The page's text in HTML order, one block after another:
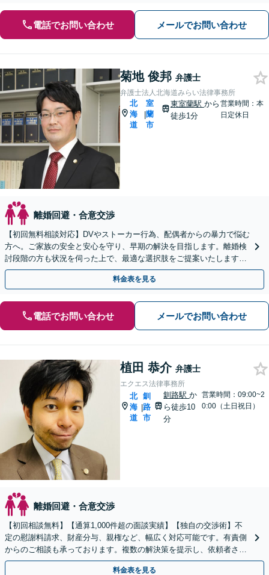
電話でお問い合わせ メールでお問い合わせ
菊地 俊邦 弁護士
弁護士法人北海道みらい法律事務所
北
海
道
|
室
蘭
市
東室蘭駅 から
徒歩1分
営業時間：本
日定休日
離婚回避・合意交渉
【初回無料相談対応】DVやストーカー行為、配偶者からの暴力で悩む
方へ。ご家族の安全と安心を守り、早期の解決を目指します。離婚検
討段階の方も状況を伺った上で、最適な選択肢をご提案いたします
【完全個室で相談可】【東室蘭駅1分】
料金表を見る
電話でお問い合わせ メールでお問い合わせ
植田 恭介 弁護士
エクエス法律事務所
北
海
道
|
釧
路
市
釧路駅か
ら徒歩10
分
営業時間：09:00~2
0:00（土日祝日）
離婚回避・合意交渉
【初回相談無料】【通算1,000件超の面談実績】【独自の交渉術】不
定の慰謝料請求、財産分与、親権など、幅広く対応可能です。有責側
からのご相談も承っております。複数の解決策を提示し、依頼者さま
が納得されるゴールを目指して尽力いたします。
料金表を見る